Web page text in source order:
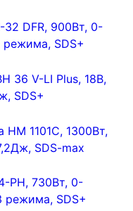
DFR, 900Вт, 0-
SDS+
36 V-LI Plus, 18В,
SDS+
1101С, 1300Вт,
SDS-max
PН, 730Вт, 0-
режима, SDS+